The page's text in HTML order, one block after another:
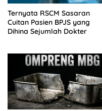
Ternyata RSCM Sasaran
Cuitan Pasien BPJS yang
Dihina Sejumlah Dokter